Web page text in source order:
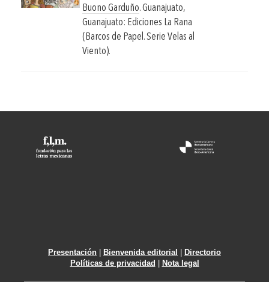
Buono Garduño.Guanajuato,
Guanajuato: Ediciones La Rana
(Barcos de Papel. Serie Velas al
Viento).
Presentación | Bienvenida editorial | Directorio
Políticas de privacidad | Nota legal